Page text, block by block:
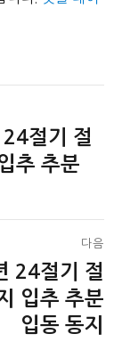
절기 절
추 추분
다음
24절기 절
입추 추분
입동 동지